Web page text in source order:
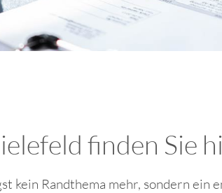
finden Sie
kein Randthema mehr, sondern